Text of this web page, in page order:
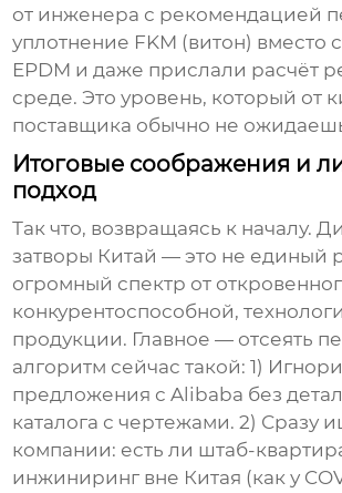
от инженера с рекомендацией
уплотнение FKM (витон) вместо
EPDM и даже прислали расчёт
среде. Это уровень, который от
поставщика обычно не
Итоговые соображения и
подход
Так что, возвращаясь к началу.
затворы Китай — это не единый
огромный спектр от
конкурентоспособной,
продукции. Главное — отсеять
алгоритм сейчас такой: 1)
предложения с Alibaba без
каталога с чертежами. 2) Сразу
компании: есть ли штаб-
инжиниринг вне Китая (как у